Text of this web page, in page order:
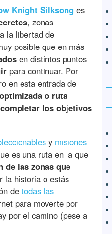
Knight Silksong es
, zonas
la libertad de
posible que en más
en distintos puntos
para continuar. Por
en esta entrada de
o ruta
completar los objetivos
y misiones
es una ruta en la que
de las zonas que
la historia o estás
de todas las
para moverte por
por el camino (pese a